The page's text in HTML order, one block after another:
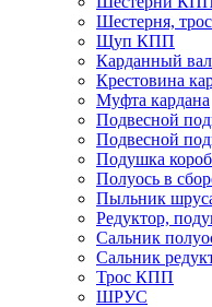
Шестерня,
Щуп КПП
Карданный вал
Крестовина
Муфта кардана
Подвесной
Подвесной
Подушка
Полуось в
Пыльник
Редуктор,
Сальник
Сальник
Трос КПП
ШРУС